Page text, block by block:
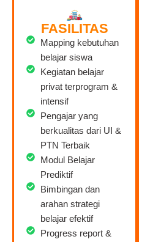
FASILITAS
Mapping kebutuhan
belajar siswa
Kegiatan belajar
privat terprogram &
intensif
Pengajar yang
berkualitas dari UI &
PTN Terbaik
Modul Belajar
Prediktif
Bimbingan dan
arahan strategi
belajar efektif
Progress report &